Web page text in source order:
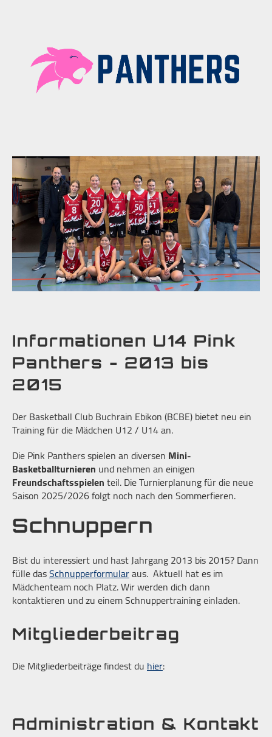
Informationen U14 Pink
Panthers - 2013 bis
2015
Der Basketball Club Buchrain Ebikon (BCBE) bietet neu ein
Training für die Mädchen U12 / U14 an.
Die Pink Panthers spielen an diversen Mini-
Basketballturnieren und nehmen an einigen
Freundschaftsspielenteil. Die Turnierplanung für die neue
Saison 2025/2026 folgt noch nach den Sommerfieren.
Schnuppern
Bist du interessiert und hast Jahrgang 2013 bis 2015? Dann
fülle dasSchnupperformularaus. Aktuell hat es im
Mädchenteam noch Platz. Wir werden dich dann
kontaktieren und zu einem Schnuppertraining einladen.
Mitgliederbeitrag
Die Mitgliederbeiträge findest duhier:
Administration & Kontakt